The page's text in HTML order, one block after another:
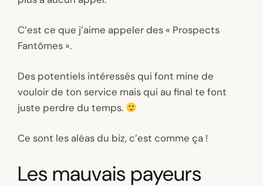
C’est ce que j’aime appeler des « Prospects
Fantômes ».
Des potentiels intéressés qui font mine de
vouloir de ton service mais qui au final te font
juste perdre du temps.
Ce sont les aléas du biz, c’est comme ça !
Les mauvais payeurs